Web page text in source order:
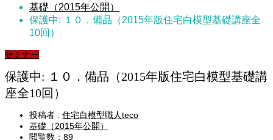
基礎（2015年公開）
保護中: １０．備品（2015年版住宅白模型基礎講座全
10回）
セミナー
保護中: １０．備品（2015年版住宅白模型基礎講
座全10回）
投稿者 : 住宅白模型職人teco
基礎（2015年公開）
閲覧数：89